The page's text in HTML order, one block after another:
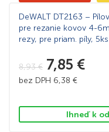
DeWALT DT2163 –
pre rezanie kovov 4-
rezy, pre priam. píly, 5ks
8,93€ 7,85 €
bez DPH 6,38 €
Ihneď k